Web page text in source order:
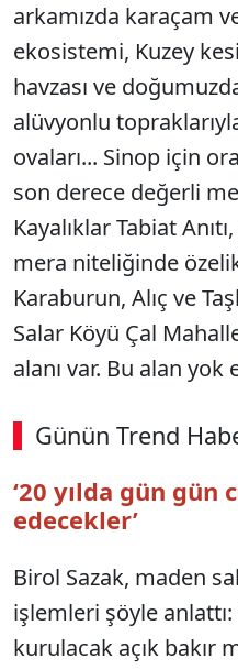
arkamızda karaçam
ekosistemi, Kuzey
havzası ve
alüvyonlu
ovaları... Sinop için
son derece değerli
Kayalıklar Tabiat
mera niteliğinde
Karaburun, Alıç ve
Salar Köyü Çal
alanı var. Bu alan yok
Günün Trend
‘20 yılda gün gün
edecekler’
Birol Sazak, maden
işlemleri şöyle
kurulacak açık bakır